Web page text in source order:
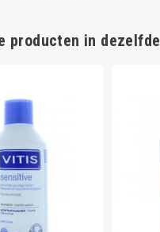
producten in